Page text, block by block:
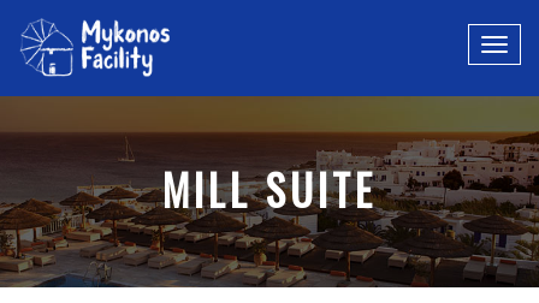
MILL SUITE